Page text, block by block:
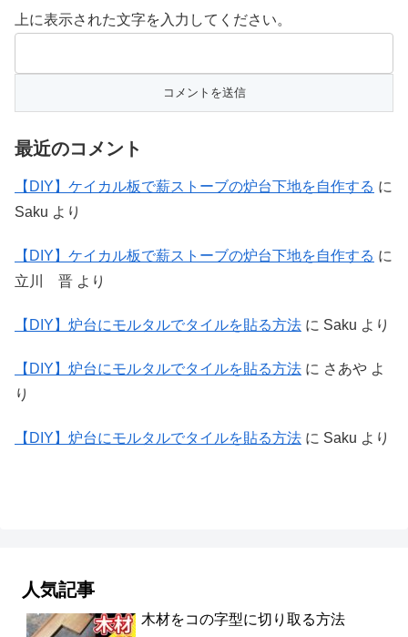
上に表示された文字を入力してください。
最近のコメント
【DIY】ケイカル板で薪ストーブの炉台下地を自作する に
Saku より
【DIY】ケイカル板で薪ストーブの炉台下地を自作する に
立川 晋 より
【DIY】炉台にモルタルでタイルを貼る方法 に Saku より
【DIY】炉台にモルタルでタイルを貼る方法 に さあや よ
り
【DIY】炉台にモルタルでタイルを貼る方法 に Saku より
人気記事
木材をコの字型に切り取る方法